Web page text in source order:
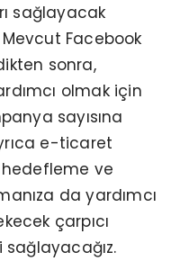
sağlayacak
Facebook
sonra,
olmak için
sayısına
e-ticaret
ve
da yardımcı
çarpıcı